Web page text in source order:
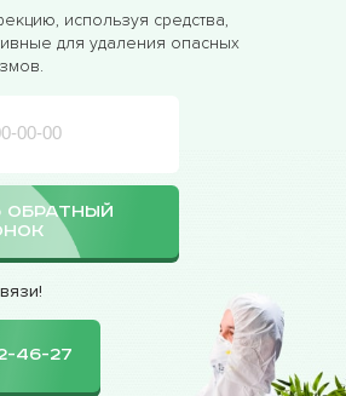
используя средства,
для удаления опасных
ОБРАТНЫЙ
46-27